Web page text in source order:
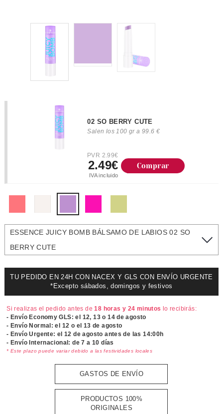
02 SO BERRY CUTE
Salen los 100 gr a 99.6 €
PVR 2.99€
2.49€
IVA incluido
Comprar
ESSENCE JUICY BOMB BÁLSAMO DE LABIOS 02 SO
BERRY CUTE
TU PEDIDO EN 24H CON NACEX Y GLS CON ENVÍO URGENTE
*Excepto sábados, domingos y festivos
Si realizas el pedido antes de18 horas y 24 minutos lo recibirás:
- Envío Economy GLS: el 12, 13 o 14 de agosto
- Envío Normal: el 12 o el 13 de agosto
- Envío Urgente: el12 de agosto antes de las 14:00h
- Envío Internacional: de 7 a 10 días
* Este plazo puede variar debido a las festividades locales
GASTOS DE ENVÍO
PRODUCTOS 100%
ORIGINALES